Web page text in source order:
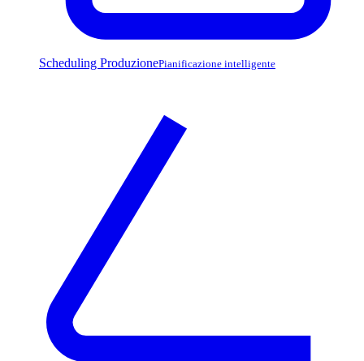
Scheduling ProduzionePianificazione intelligente